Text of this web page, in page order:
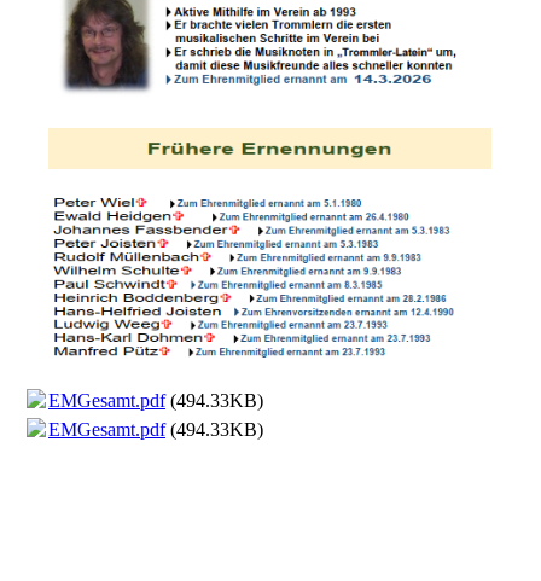
EMGesamt.pdf(494.33KB)
EMGesamt.pdf(494.33KB)